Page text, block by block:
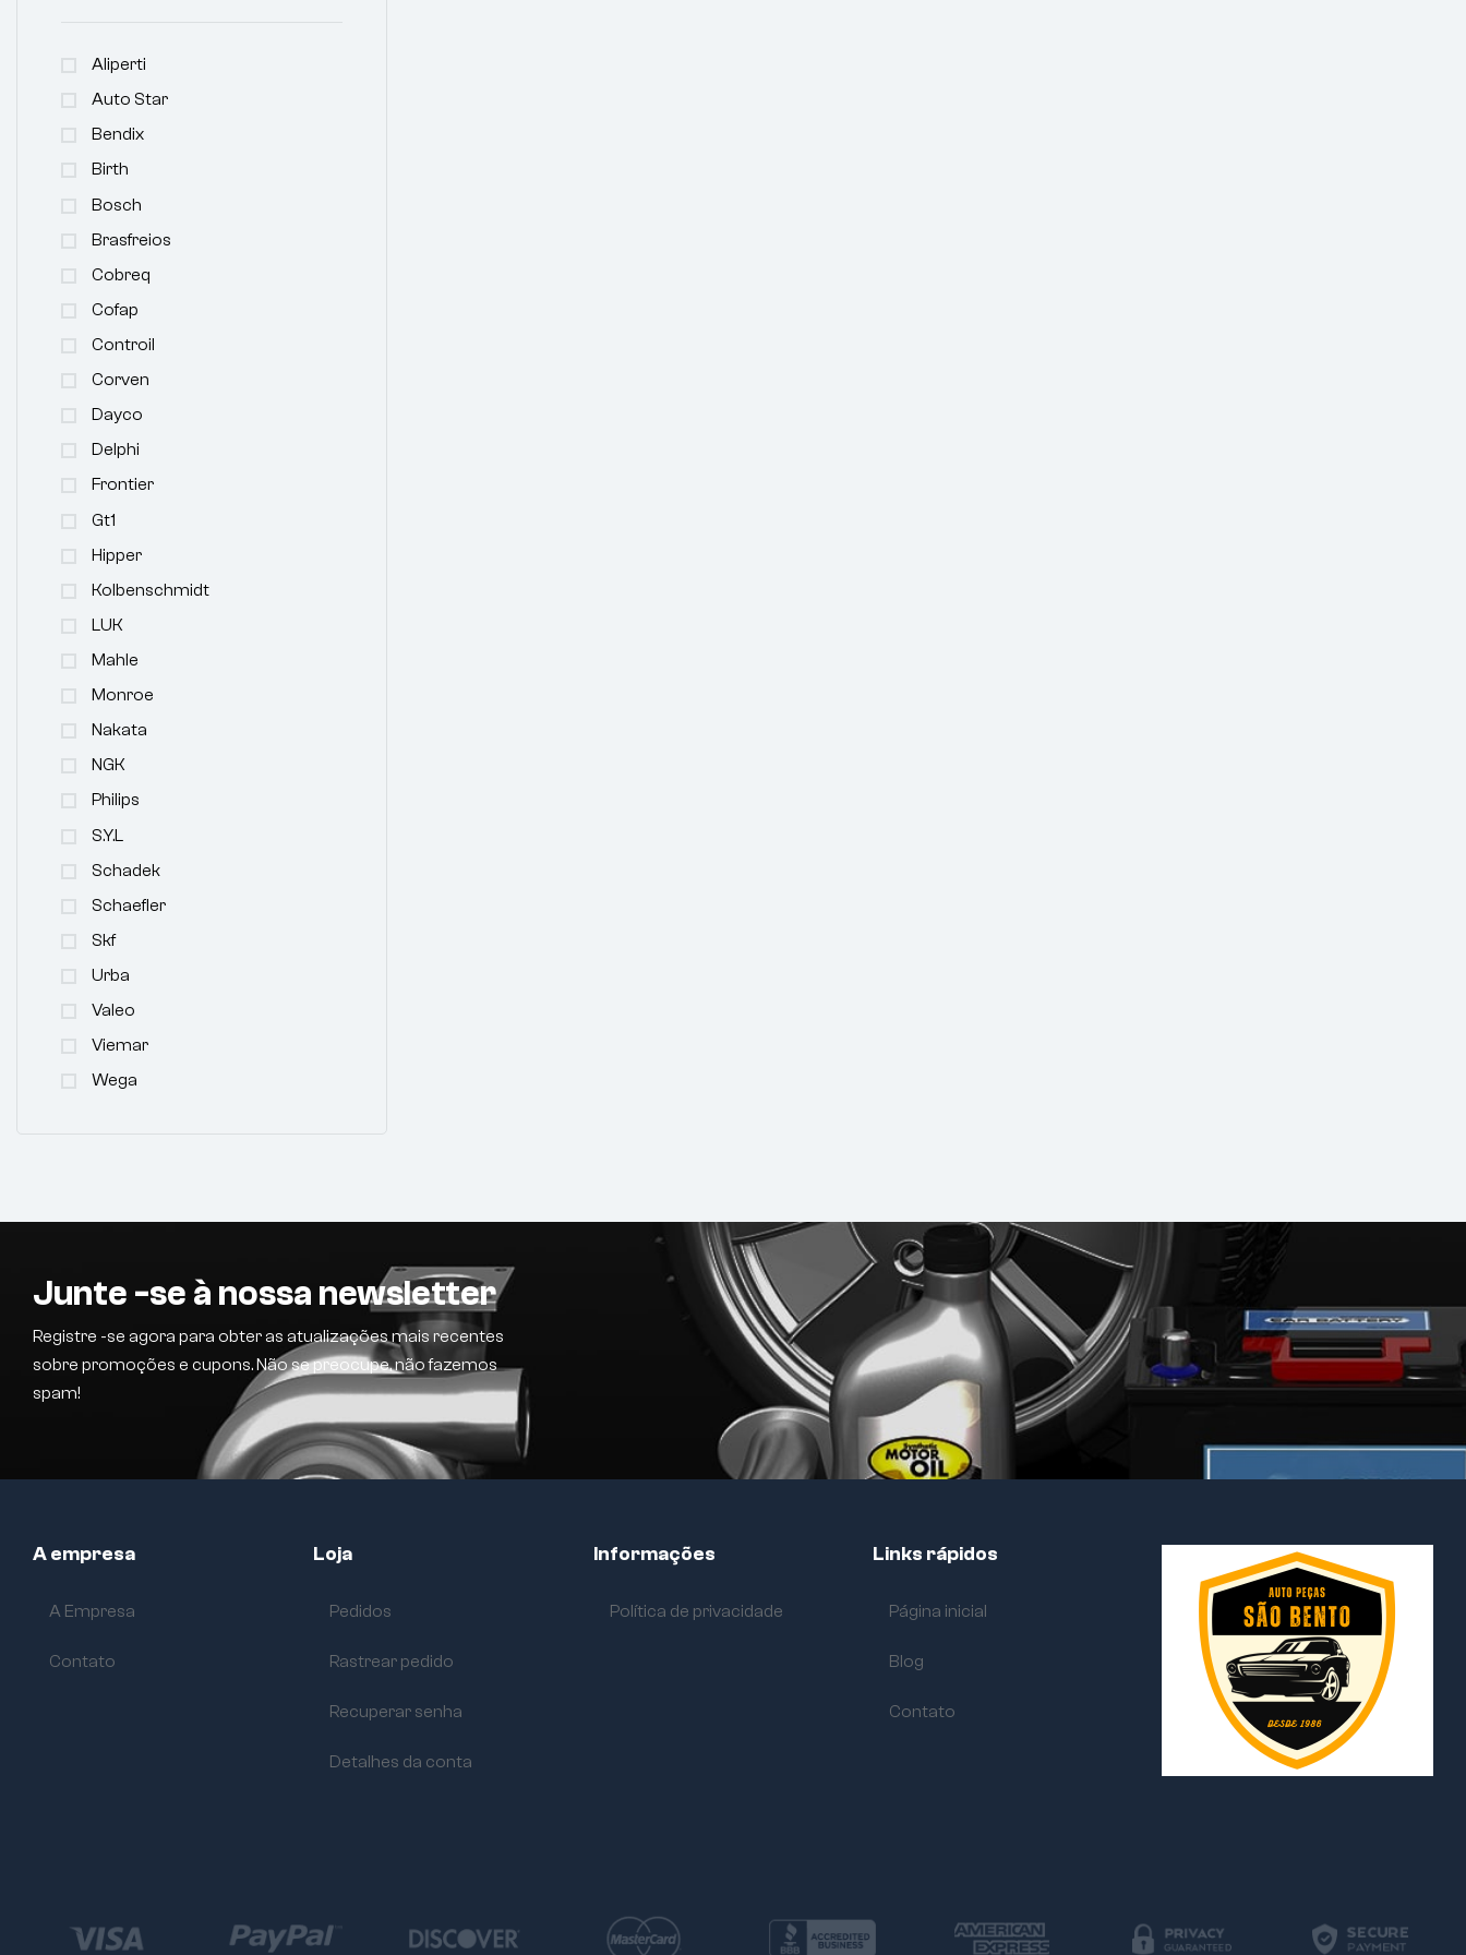
Aliperti
Auto Star
Bendix
Birth
Bosch
Brasfreios
Cobreq
Cofap
Controil
Corven
Dayco
Delphi
Frontier
Gt1
Hipper
Kolbenschmidt
LUK
Mahle
Monroe
Nakata
NGK
Philips
S.y.l
Schadek
Schaefler
Skf
Urba
Valeo
Viemar
Wega
Junte -se à nossa newsletter
Registre -se agora para obter as atualizações mais recentes
sobre promoções e cupons. Não se preocupe, não fazemos
spam!
A empresa
A Empresa
Contato
Loja
Pedidos
Rastrear pedido
Recuperar senha
Detalhes da conta
Informações
Política de privacidade
Links rápidos
Página inicial
Blog
Contato